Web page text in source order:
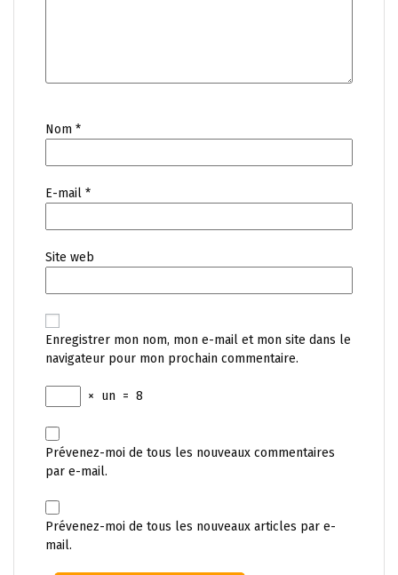
Nom *
E-mail *
Site web
Enregistrer mon nom, mon e-mail et mon site dans le
navigateur pour mon prochain commentaire.
× un = 8
Prévenez-moi de tous les nouveaux commentaires
par e-mail.
Prévenez-moi de tous les nouveaux articles par e-
mail.